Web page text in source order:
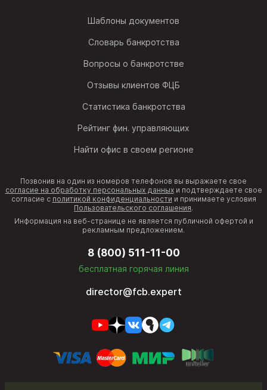
Шаблоны документов
Словарь банкротства
Вопросы о банкротстве
Отзывы клиентов ФЦБ
Статистика банкротства
Рейтинг фин. управляющих
Найти офис в своем регионе
Позвонив на один из номеров телефонов вы выражаете свое
согласие на обработку персональных данныхи подтверждаете свое
согласие с политикой конфиденциальности и принимаете условия
Пользовательского соглашения.
Информация на веб-странице не является публичной офертой и
рекламным предложением.
8 (800) 511-11-00
бесплатная горячая линия
director@fcb.expert